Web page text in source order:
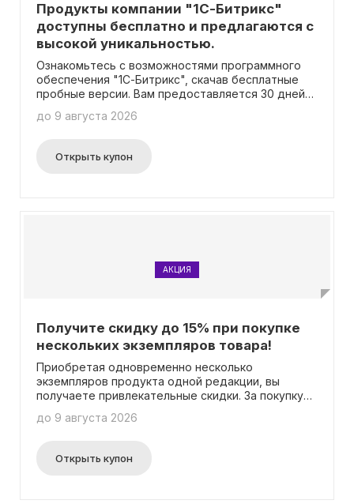
Продукты компании "1С-Битрикс"
доступны бесплатно и предлагаются с
высокой уникальностью.
Ознакомьтесь с возможностями программного
обеспечения "1С-Битрикс", скачав бесплатные
пробные версии. Вам предоставляется 30 дней
Дополнительную информацию можно найти на
потребуется ввод промокода для активации
пробной версии.
до 9 августа 2026
Открыть купон
АКЦИЯ
Получите скидку до 15% при покупке
нескольких экземпляров товара!
Приобретая одновременно несколько
экземпляров продукта одной редакции, вы
получаете привлекательные скидки. За покупку
вам понадобится от 5 до 9 копий, то вы уже
наконец, при покупке от 10 и более копий, вам
предоставляется 15% скидка. Весь процесс
до 9 августа 2026
Открыть купон